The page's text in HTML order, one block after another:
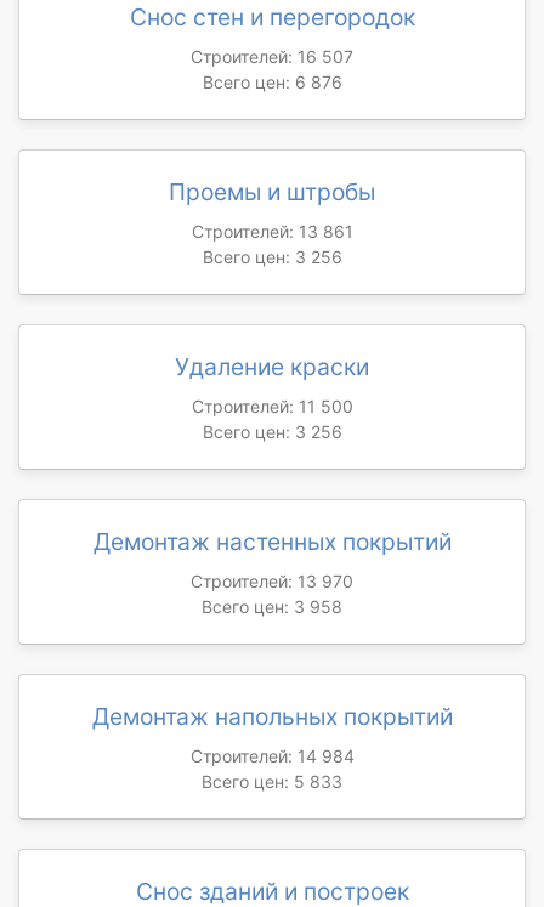
Снос стен и перегородок
Строителей: 16 507
Всего цен: 6 876
Проемы и штробы
Строителей: 13 861
Всего цен: 3 256
Удаление краски
Строителей: 11 500
Всего цен: 3 256
Демонтаж настенных покрытий
Строителей: 13 970
Всего цен: 3 958
Демонтаж напольных покрытий
Строителей: 14 984
Всего цен: 5 833
Снос зданий и построек